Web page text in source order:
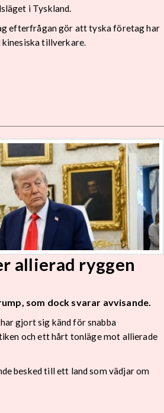
i Tyskland.
efterfrågan gör att tyska företag har
tillverkare.
allierad ryggen
som dock svarar avvisande.
gjort sig känd för snabba
och ett hårt tonläge mot allierade
besked till ett land som vädjar om